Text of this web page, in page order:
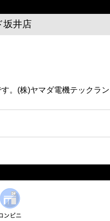
坂井店
(株)ヤマダ電機テックラ